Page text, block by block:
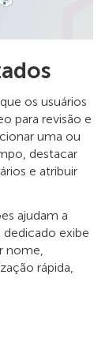
os usuários
para revisão e
uma ou
destacar
e atribuir
ajudam a
exibe
nome,
rápida,